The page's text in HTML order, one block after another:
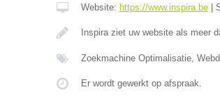
Website: https://www.inspira.be|
Inspira ziet uw website als meer
Zoekmachine Optimalisatie,
Er wordt gewerkt op afspraak.